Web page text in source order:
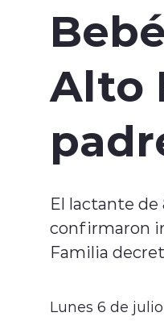
Alto
El lactante de
confirmaron
Familia
Lunes 6 de